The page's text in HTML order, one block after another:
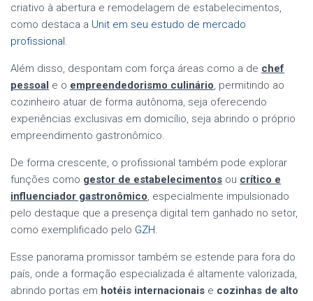
criativo à abertura e remodelagem de estabelecimentos,
como destaca a Unit em seu estudo de mercado
profissional.
Além disso, despontam com força áreas como a de chef
pessoal e o empreendedorismo culinário, permitindo ao
cozinheiro atuar de forma autônoma, seja oferecendo
experiências exclusivas em domicílio, seja abrindo o próprio
empreendimento gastronômico.
De forma crescente, o profissional também pode explorar
funções como gestor de estabelecimentos ou crítico e
influenciador gastronômico, especialmente impulsionado
pelo destaque que a presença digital tem ganhado no setor,
como exemplificado pelo GZH.
Esse panorama promissor também se estende para fora do
país, onde a formação especializada é altamente valorizada,
abrindo portas em hotéis internacionais e cozinhas de alto